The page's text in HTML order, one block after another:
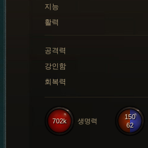
지능
활력
공격력
강인함
회복력
150
62
702k 생명력